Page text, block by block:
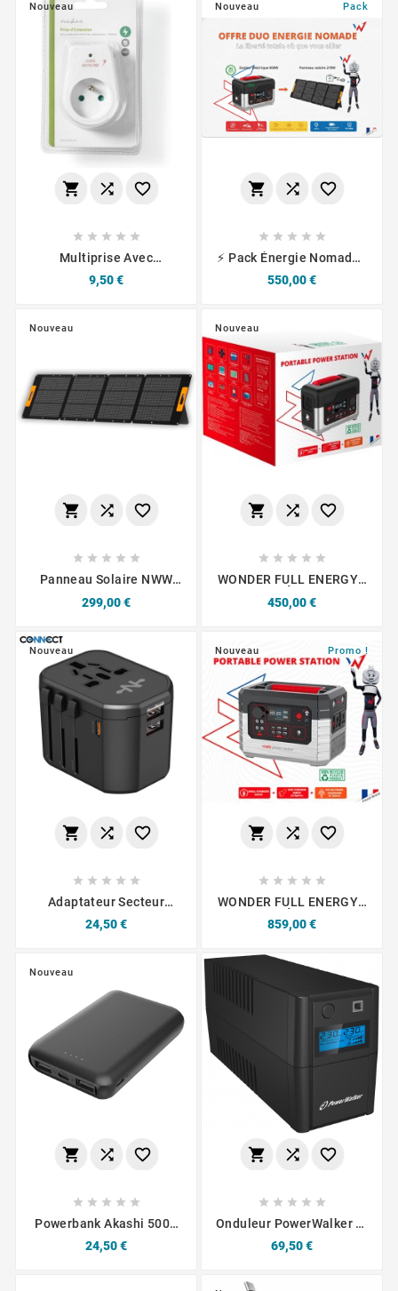
Nouveau
  
    
Multiprise Avec
Surtensions,
Prix
9,50 €
Nouveau Pack
  
    
⚡ Pack Énergie Nomade :
Solaire 210W
Prix
550,00 €
Nouveau
  
    
Panneau Solaire NWW
Prix
299,00 €
Nouveau
  
    
WONDER FULL ENERGY -
Portable 600W (sortie
Prix
450,00 €
Nouveau
  
    
Adaptateur Secteur
CUN20W 20W 4 En 1 Noir
Prix
24,50 €
Nouveau Promo !
  
    
WONDER FULL ENERGY -
Portable 1200W
Prix
859,00 €
Nouveau
  
    
Powerbank Akashi 5000
Prix
24,50 €
  
    
Onduleur PowerWalker VI
Prix
69,50 €